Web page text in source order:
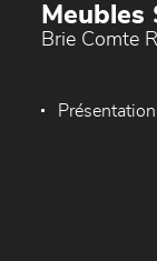
Meubles
Brie Comte
Présentation